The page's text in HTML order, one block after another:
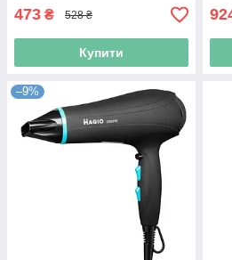
473 ₴ 528 ₴
Купити
–9%